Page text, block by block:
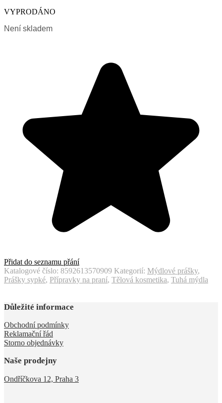
VYPRODÁNO
Není skladem
Přidat do seznamu přání
Katalogové číslo: 8592613570909 Kategorií: Mýdlové prášky,
Prášky sypké, Přípravky na praní, Tělová kosmetika, Tuhá mýdla
Důležité informace
Obchodní podmínky
Reklamační řád
Storno objednávky
Naše prodejny
Ondříčkova 12, Praha 3